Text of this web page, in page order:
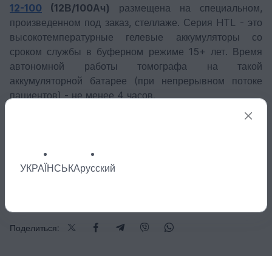
12-100 (12В/100Ач) размещена на специальном,
произведенном под заказ, стеллаже. Серия HTL - это
высокотемпературные гелевые аккумуляторы со
сроком службы в буферном режиме 15+ лет. Время
автономной работы томографа на такой
аккумуляторной батарее (при непрерывном потоке
пациентов) - не менее 4 часов.
Поделиться:
УКРАЇНСЬКАрусский